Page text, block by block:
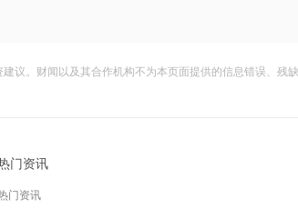
议。财闻以及其合作机构不为本页面提供的信息错误、残
门资讯
门资讯